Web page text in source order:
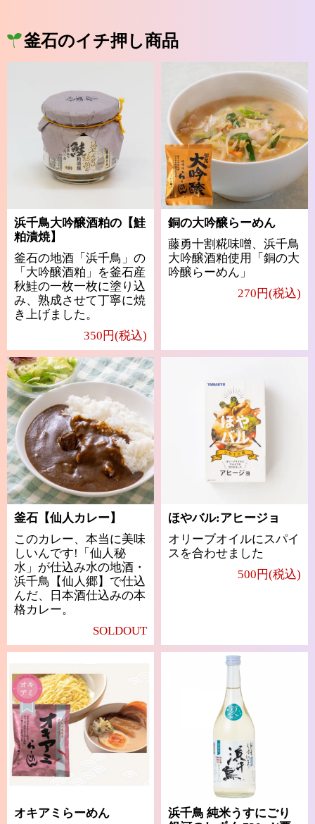
釜石のイチ押し商品
浜千鳥大吟醸酒粕の【鮭
粕漬焼】
釜石の地酒「浜千鳥」の
「大吟醸酒粕」を釜石産
秋鮭の一枚一枚に塗り込
み、熟成させて丁寧に焼
き上げました。
350円(税込)
銅の大吟醸らーめん
藤勇十割糀味噌、浜千鳥
大吟醸酒粕使用「銅の大
吟醸らーめん」
270円(税込)
釜石【仙人カレー】
このカレー、本当に美味
しいんです!「仙人秘
水」が仕込み水の地酒・
浜千鳥【仙人郷】で仕込
んだ、日本酒仕込みの本
格カレー。
SOLDOUT
ほやバル:アヒージョ
オリーブオイルにスパイ
スを合わせました
500円(税込)
オキアミらーめん
浜千鳥 純米うすにごり